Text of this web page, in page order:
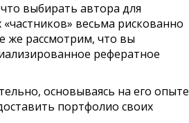
выбирать автора для
весьма рискованно
же рассмотрим, что вы
рефератное
основываясь на его опыте
портфолио своих